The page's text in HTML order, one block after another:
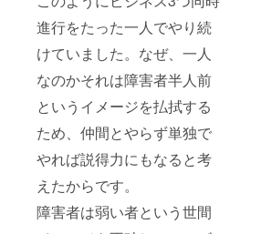
進行をたった一人でやり続
けていました。なぜ、一人
なのかそれは障害者半人前
というイメージを払拭する
ため、仲間とやらず単独で
やれば説得力にもなると考
えたからです。
障害者は弱い者という世間